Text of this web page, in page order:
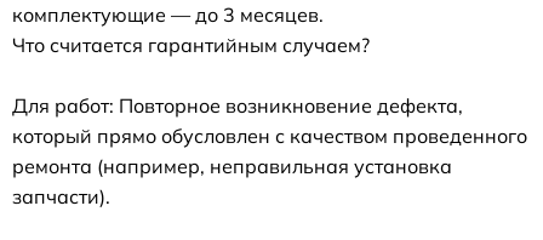
комплектующие — до 3 месяцев.
Что считается гарантийным случаем?
Для работ: Повторное возникновение дефекта,
который прямо обусловлен с качеством проведенного
ремонта (например, неправильная установка
запчасти).